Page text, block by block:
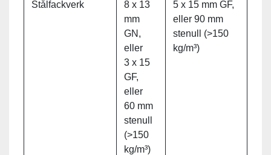
Stålfackverk
8 x 13
mm
GN,
eller
3 x 15
GF,
eller
60 mm
stenull
(>150
kg/m³)
5 x 15 mm GF,
eller 90 mm
stenull (>150
kg/m³)